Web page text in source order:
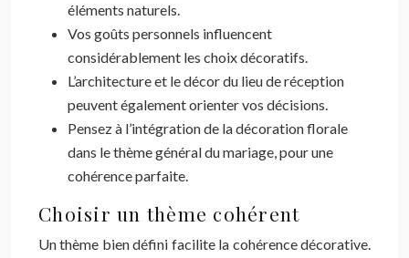
éléments naturels.
Vos goûts personnels influencent
considérablement les choix décoratifs.
L’architecture et le décor du lieu de réception
peuvent également orienter vos décisions.
Pensez à l’intégration de la décoration florale
dans le thème général du mariage, pour une
cohérence parfaite.
Choisir un thème cohérent
Un thème bien défini facilite la cohérence décorative.